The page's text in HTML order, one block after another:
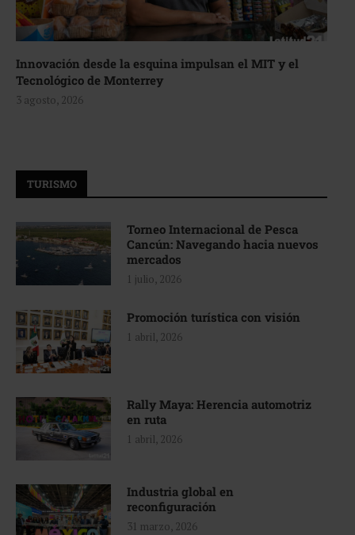
Innovación desde la esquina impulsan el MIT y el
Tecnológico de Monterrey
3 agosto, 2026
TURISMO
Torneo Internacional de Pesca
Cancún: Navegando hacia nuevos
mercados
1 julio, 2026
Promoción turística con visión
1 abril, 2026
Rally Maya: Herencia automotriz
en ruta
1 abril, 2026
Industria global en
reconfiguración
31 marzo, 2026